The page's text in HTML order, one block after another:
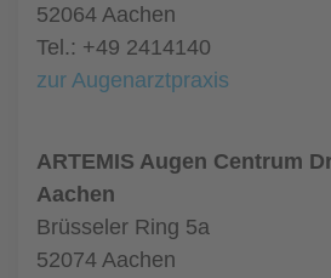
52064 Aachen
Tel.: +49 2414140
zur Augenarztpraxis
ARTEMIS Augen Centrum
Aachen
Brüsseler Ring 5a
52074 Aachen